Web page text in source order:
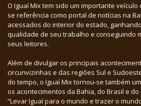
O Iguaí Mix tem sido um importante
se referência como portal de notícias na
acessados do interior do estado,
qualidade de seu trabalho e conseguindo
seus leitores.
Além de divulgar os principais
circunvizinhas e das regiões Sul e
do tempo, o Iguaí Mix tornou-se também
os acontecimentos da Bahia, do Brasil e
“Levar Iguaí para o mundo e trazer o